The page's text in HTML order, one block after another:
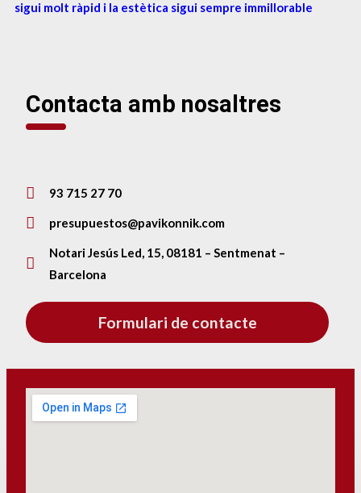
sigui molt ràpid i la estètica sigui sempre immillorable
Contacta amb nosaltres
93 715 27 70
presupuestos@pavikonnik.com
Notari Jesús Led, 15, 08181 – Sentmenat –
Barcelona
Formulari de contacte